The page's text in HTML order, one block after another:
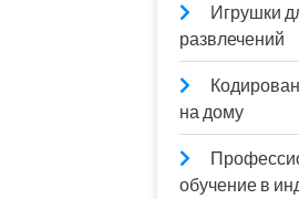
Игрушки
развлечений
на дому
обучение в